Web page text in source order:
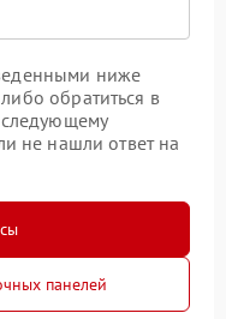
ниже
обратиться в
не нашли ответ на
панелей